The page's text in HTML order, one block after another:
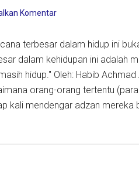
Komentar
terbesar dalam hidup ini
dalam kehidupan ini adalah
hidup." Oleh: Habib
orang-orang tertentu
kali mendengar adzan mereka